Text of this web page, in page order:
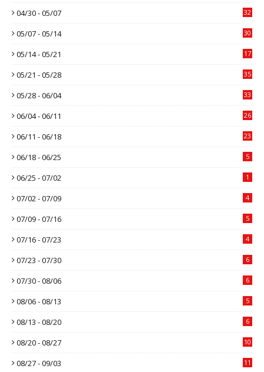
04/30 - 05/07 32
05/07 - 05/14 30
05/14 - 05/21 17
05/21 - 05/28 35
05/28 - 06/04 33
06/04 - 06/11 26
06/11 - 06/18 23
06/18 - 06/25 5
06/25 - 07/02 1
07/02 - 07/09 4
07/09 - 07/16 5
07/16 - 07/23 4
07/23 - 07/30 6
07/30 - 08/06 6
08/06 - 08/13 5
08/13 - 08/20 6
08/20 - 08/27 10
08/27 - 09/03 11